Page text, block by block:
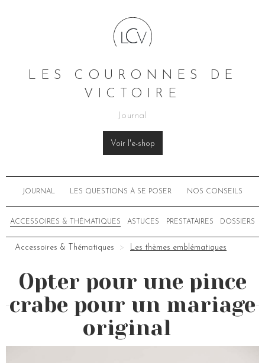
LES COURONNES DE
VICTOIRE
Journal
Voir l'e-shop
JOURNAL LES QUESTIONS À SE POSER NOS CONSEILS
ACCESSOIRES & THÉMATIQUES ASTUCES PRESTATAIRES DOSSIERS
Accessoires & Thématiques Les thèmes emblématiques
Opter pour une pince
crabe pour un mariage
original